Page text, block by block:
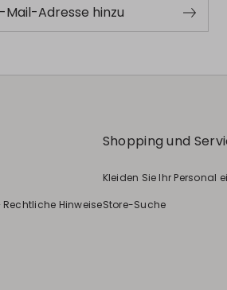
Mail-Adresse hinzu
Hinweise
Shopping und
Kleiden Sie Ihr Personal
Store-Suche